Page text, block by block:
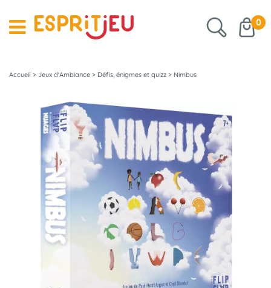
0
Accueil > Jeux d'Ambiance > Défis, énigmes et quizz > Nimbus